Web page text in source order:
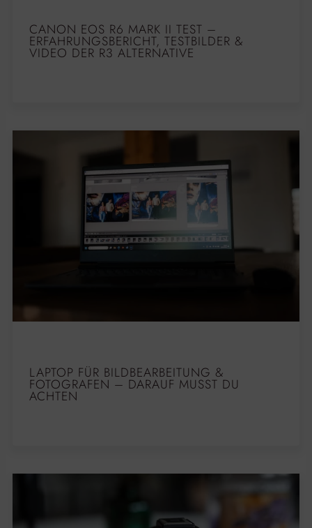
CANON EOS R6 MARK II TEST –
ERFAHRUNGSBERICHT, TESTBILDER &
VIDEO DER R3 ALTERNATIVE
LAPTOP FÜR BILDBEARBEITUNG &
FOTOGRAFEN – DARAUF MUSST DU
ACHTEN